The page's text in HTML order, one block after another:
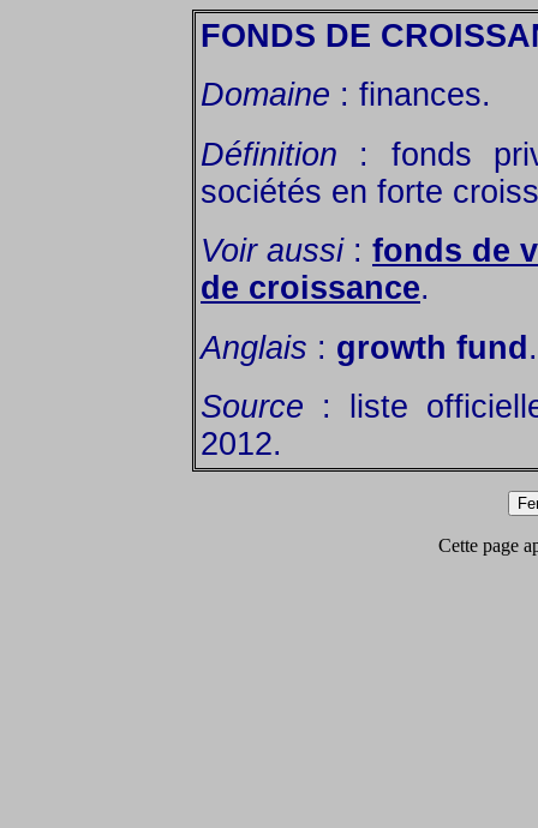
FONDS DE
Domaine : finances.
Définition : fonds
sociétés en forte
Voir aussi: fonds de
de croissance.
Anglais : growth fund .
Source : liste
2012.
Cette page